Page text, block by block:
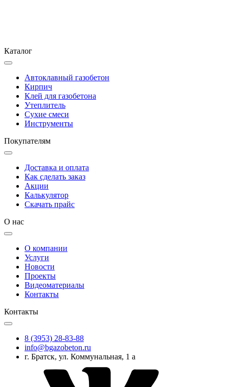
Каталог
Автоклавный газобетон
Кирпич
Клей для газобетона
Утеплитель
Сухие смеси
Инструменты
Покупателям
Доставка и оплата
Как сделать заказ
Акции
Калькулятор
Скачать прайс
О нас
О компании
Услуги
Новости
Проекты
Видеоматериалы
Контакты
Контакты
8 (3953) 28-83-88
info@bgazobeton.ru
г. Братск, ул. Коммунальная, 1 а